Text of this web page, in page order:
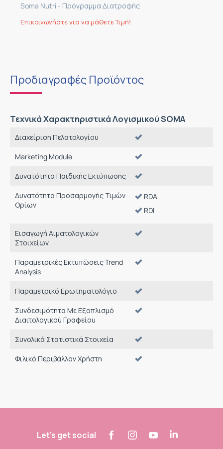
Soma Nutri - Πρόγραμμα Διατροφής
Επικοινωνήστε για να μάθετε Τιμή!
Προδιαγραφές Προϊόντος
Τεχνικά Χαρακτηριστικά Λογισμικού SOMA
Διαχείριση Πελατολογίου
Marketing Module
Δυνατότητα Παιδικής Εκτύπωσης
Δυνατότητα Προσαρμογής Τιμών
Ορίων
RDA
RDI
Εισαγωγή Αιματολογικών
Στοιχείων
Παραμετρικές Εκτυπώσεις Trend
Analysis
Παραμετρικό Ερωτηματολόγιο
Συνδεσιμότητα Με Εξοπλισμό
Διαιτολογικού Γραφείου
Συνολικά Στατιστικά Στοιχεία
Φιλικό Περιβάλλον Χρήστη
Let's get social